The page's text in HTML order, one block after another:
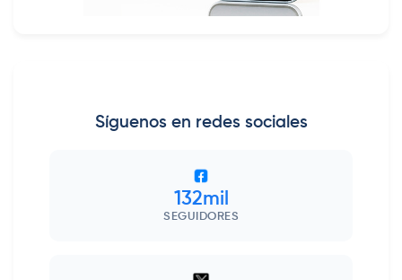
Síguenos en redes sociales
132mil
SEGUIDORES